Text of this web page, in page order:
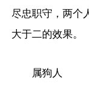
尽忠职守，两个
大于二的效果。
属狗人